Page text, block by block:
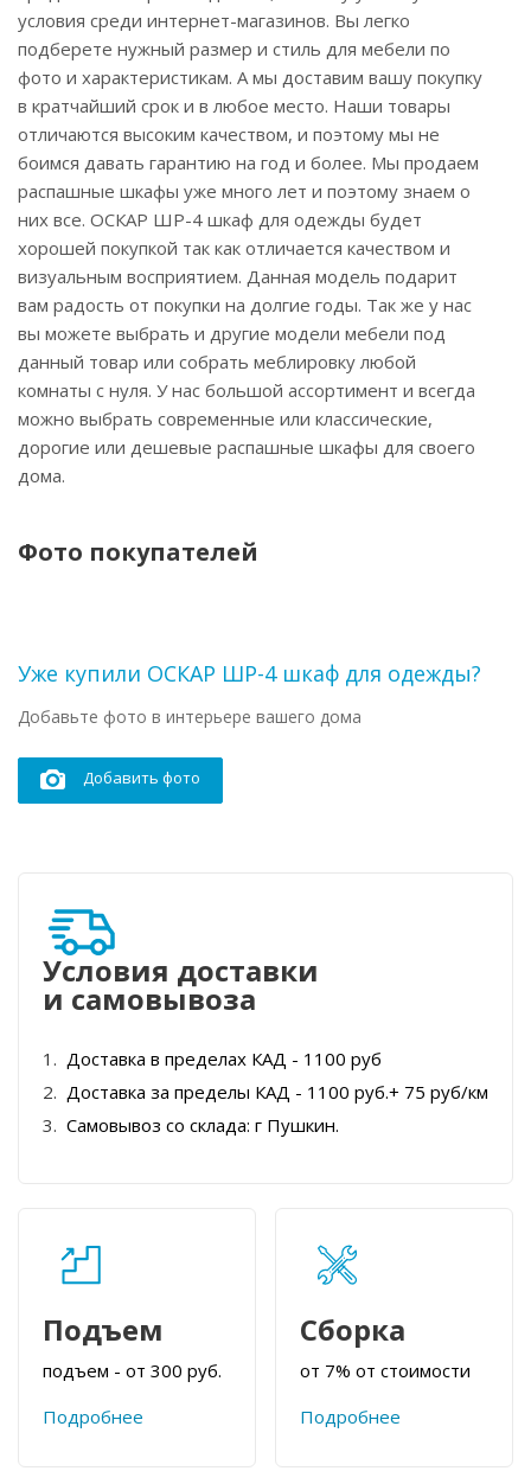
условия среди интернет-магазинов. Вы легко
подберете нужный размер и стиль для мебели по
фото и характеристикам. А мы доставим вашу покупку
в кратчайший срок и в любое место. Наши товары
отличаются высоким качеством, и поэтому мы не
боимся давать гарантию на год и более. Мы продаем
распашные шкафы уже много лет и поэтому знаем о
них все. ОСКАР ШР-4 шкаф для одежды будет
хорошей покупкой так как отличается качеством и
визуальным восприятием. Данная модель подарит
вам радость от покупки на долгие годы. Так же у нас
вы можете выбрать и другие модели мебели под
данный товар или собрать меблировку любой
комнаты с нуля. У нас большой ассортимент и всегда
можно выбрать современные или классические,
дорогие или дешевые распашные шкафы для своего
дома.
Фото покупателей
Уже купили ОСКАР ШР-4 шкаф для одежды?
Добавьте фото в интерьере вашего дома
Добавить фото
Условия доставки
и самовывоза
Доставка в пределах КАД - 1100 руб
Доставка за пределы КАД - 1100 руб.+ 75 руб/км
Самовывоз со склада: г Пушкин.
Подъем
подъем - от 300 руб.
Подробнее
Сборка
от 7% от стоимости
Подробнее